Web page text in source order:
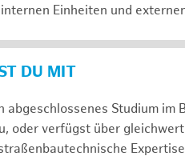
Einheiten und
DU MIT
abgeschlossenes Studium
oder verfügst über